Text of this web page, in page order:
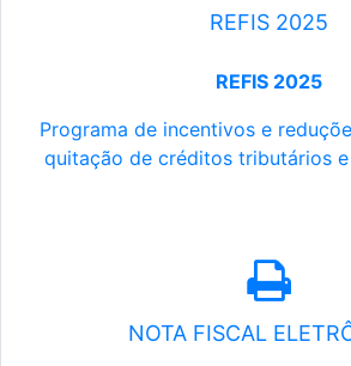
REFIS 2025
REFIS 2025
Programa de incentivos e
quitação de créditos tributários
NOTA FISCAL